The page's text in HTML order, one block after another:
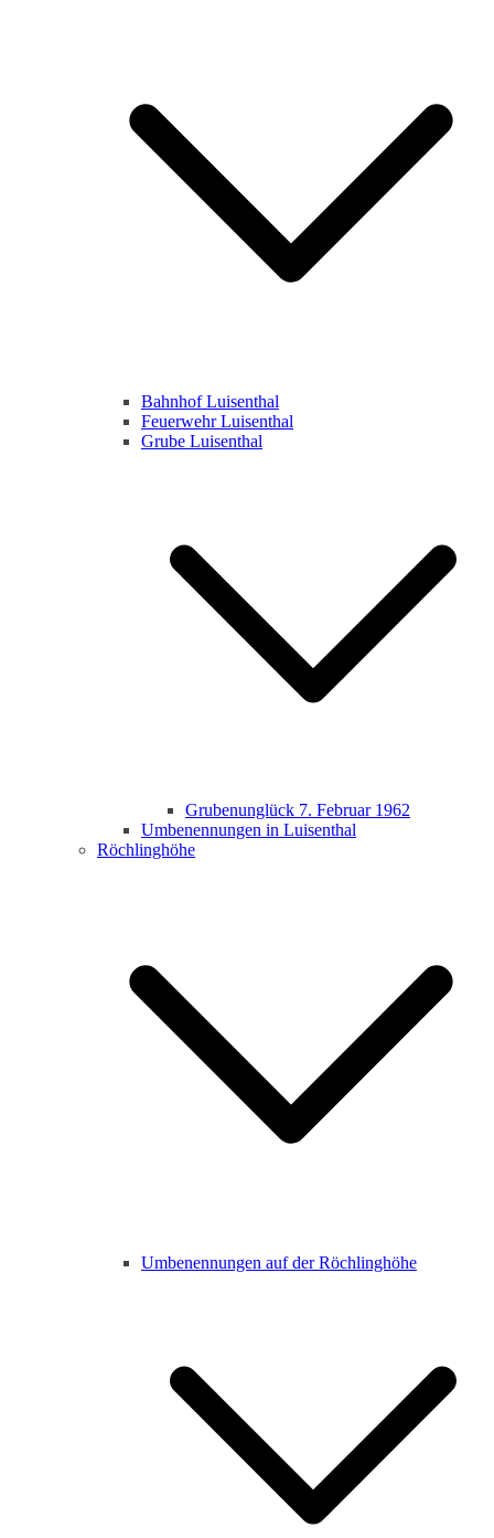
Bahnhof Luisenthal
Feuerwehr Luisenthal
Grube Luisenthal
Grubenunglück 7. Februar 1962
Umbenennungen in Luisenthal
Röchlinghöhe
Umbenennungen auf der Röchlinghöhe